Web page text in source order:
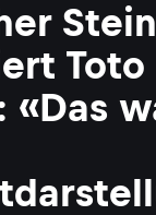
Toto
«Das